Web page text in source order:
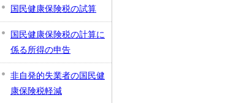
国民健康保険税の試算
国民健康保険税の計算に
係る所得の申告
非自発的失業者の国民健
康保険税軽減